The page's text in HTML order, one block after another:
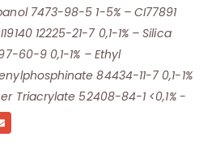
7473-98-5 1-5% – CI77891
12225-21-7 0,1-1% – Silica
60-9 0,1-1% – Ethyl
84434-11-7 0,1-1%
Triacrylate 52408-84-1 <0,1% -